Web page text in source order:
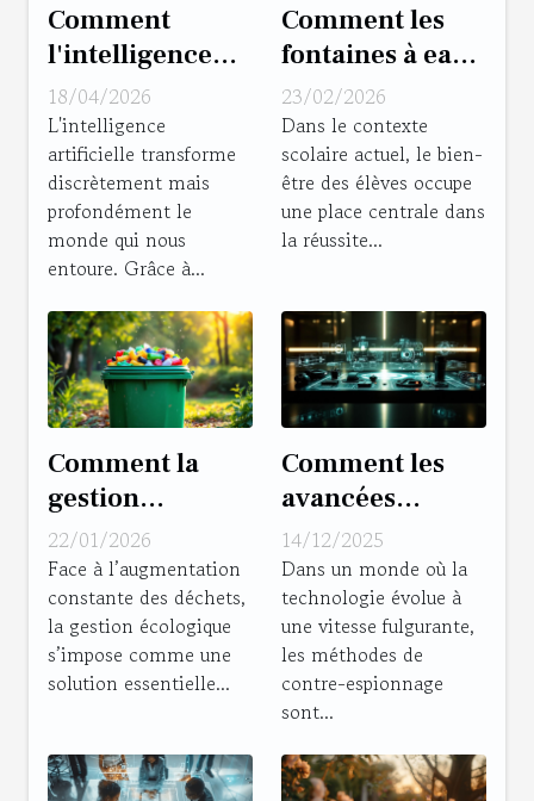
Comment
l'intelligence
artificielle
simplifie-t-elle
notre quotidien
?
18/04/2026
L'intelligence
artificielle transforme
discrètement mais
profondément le
monde qui nous
entoure. Grâce à...
Comment les
fontaines à eau
améliorent-
elles
l'apprentissage
en milieu
scolaire ?
23/02/2026
Dans le contexte
scolaire actuel, le bien-
être des élèves occupe
une place centrale dans
la réussite...
Comment la
gestion
écologique des
déchets
améliore-t-elle
notre
environnement
22/01/2026
Face à l’augmentation
constante des déchets,
la gestion écologique
s’impose comme une
solution essentielle...
Comment les
avancées
technologiques
influencent-
elles les
méthodes de
contre-
espionnage ?
14/12/2025
Dans un monde où la
technologie évolue à
une vitesse fulgurante,
les méthodes de
contre-espionnage
sont...